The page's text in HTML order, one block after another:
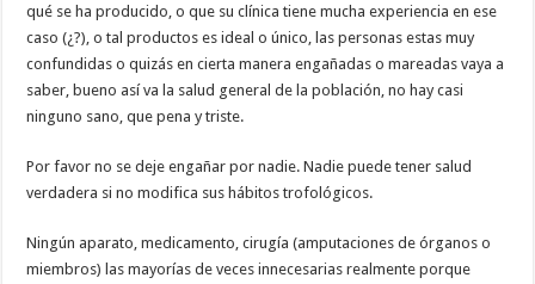
qué se ha producido, o que su clínica tiene mucha experiencia en ese
caso (¿?), o tal productos es ideal o único, las personas estas muy
confundidas o quizás en cierta manera engañadas o mareadas vaya a
saber, bueno así va la salud general de la población, no hay casi
ninguno sano, que pena y triste.
Por favor no se deje engañar por nadie. Nadie puede tener salud
verdadera si no modifica sus hábitos trofológicos.
Ningún aparato, medicamento, cirugía (amputaciones de órganos o
miembros) las mayorías de veces innecesarias realmente porque